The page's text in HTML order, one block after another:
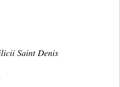
Saint Denis